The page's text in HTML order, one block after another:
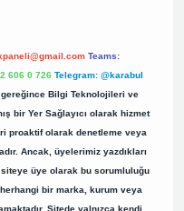
Teams:
606 0 726 Telegram: @karabul
gereğince Bilgi Teknolojileri ve
bir Yer Sağlayıcı olarak hizmet
proaktif olarak denetleme veya
Ancak, üyelerimiz yazdıkları
üye olarak bu sorumluluğu
bir marka, kurum veya
Sitede yalnızca kendi